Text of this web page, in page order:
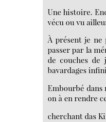
Une histoire.
vécu ou vu
À présent je ne
passer par la
de couches
bavardages
Embourbé dans
on à en rendre
cherchant das